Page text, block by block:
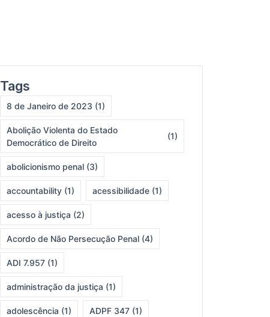
Tags
8 de Janeiro de 2023 (1)
Abolição Violenta do Estado
Democrático de Direito
(1)
abolicionismo penal(3)
accountability(1) acessibilidade(1)
acesso à justiça (2)
Acordo de Não Persecução Penal(4)
ADI 7.957(1)
administração da justiça (1)
adolescência (1) ADPF 347(1)